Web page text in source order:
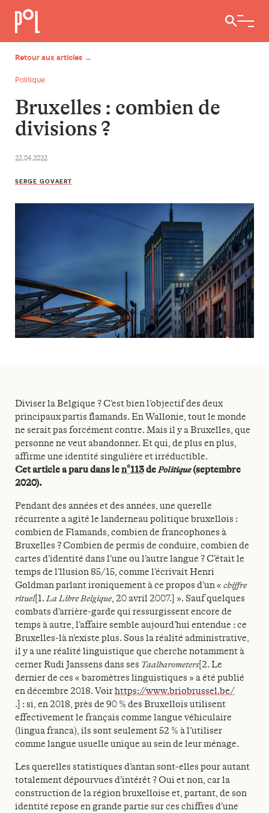
Ouvrir /
Retour aux articles →
Politique
Bruxelles : combien de
divisions ?
22.04.2022
SERGE GOVAERT
Diviser la Belgique ? C’est bien l’objectif des deux
principaux partis flamands. En Wallonie, tout le monde
ne serait pas forcément contre. Mais il y a Bruxelles, que
personne ne veut abandonner. Et qui, de plus en plus,
affirme une identité singulière et irréductible.
Cet article a paru dans len°113dePolitique(septembre
2020).
Pendant des années et des années, une querelle
récurrente a agité le landerneau politique bruxellois :
combien de Flamands, combien de francophones à
Bruxelles ? Combien de permis de conduire, combien de
cartes d’identité dans l’une ou l’autre langue ? C’était le
temps de l’llusion 85/15, comme l’écrivait Henri
Goldman parlant ironiquement à ce propos d’un « chiffre
rituel[1.La Libre Belgique, 20 avril 2007.] ». Sauf quelques
combats d’arrière-garde qui ressurgissent encore de
temps à autre, l’affaire semble aujourd’hui entendue : ce
Bruxelles-là n’existe plus. Sous la réalité administrative,
il y a une réalité linguistique que cherche notamment à
cerner Rudi Janssens dans ses Taalbarometers[2. Le
dernier de ces « baromètres linguistiques » a été publié
en décembre 2018. Voirhttps://www.briobrussel.be/
.] : si, en 2018, près de 90 % des Bruxellois utilisent
effectivement le français comme langue véhiculaire
(lingua franca), ils sont seulement 52 % à l’utiliser
comme langue usuelle unique au sein de leur ménage.
Les querelles statistiques d’antan sont-elles pour autant
totalement dépourvues d’intérêt ? Oui et non, car la
construction de la région bruxelloise et, partant, de son
identité repose en grande partie sur ces chiffres d’une